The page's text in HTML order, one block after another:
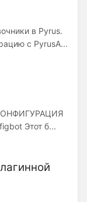
в Pyrus.
с PyrusA...
КОНФИГУРАЦИЯ
Этот б...